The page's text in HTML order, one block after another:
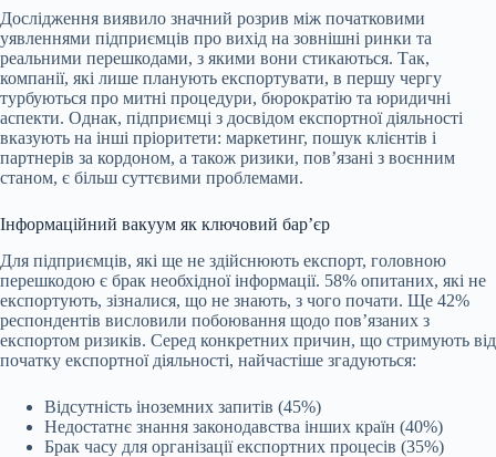
Дослідження виявило значний розрив між початковими
уявленнями підприємців про вихід на зовнішні ринки та
реальними перешкодами, з якими вони стикаються. Так,
компанії, які лише планують експортувати, в першу чергу
турбуються про митні процедури, бюрократію та юридичні
аспекти. Однак, підприємці з досвідом експортної діяльності
вказують на інші пріоритети: маркетинг, пошук клієнтів і
партнерів за кордоном, а також ризики, пов’язані з воєнним
станом, є більш суттєвими проблемами.
Інформаційний вакуум як ключовий бар’єр
Для підприємців, які ще не здійснюють експорт, головною
перешкодою є брак необхідної інформації. 58% опитаних, які не
експортують, зізналися, що не знають, з чого почати. Ще 42%
респондентів висловили побоювання щодо пов’язаних з
експортом ризиків. Серед конкретних причин, що стримують від
початку експортної діяльності, найчастіше згадуються:
Відсутність іноземних запитів (45%)
Недостатнє знання законодавства інших країн (40%)
Брак часу для організації експортних процесів (35%)